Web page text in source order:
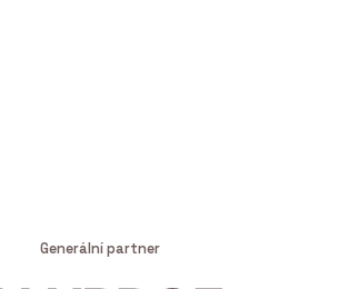
Generální partner